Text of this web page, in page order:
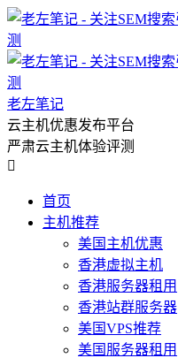
老左笔记
云主机优惠发布平台
严肃云主机体验评测

首页
主机推荐
美国主机优惠
香港虚拟主机
香港服务器租用
香港站群服务器
美国VPS推荐
美国服务器租用